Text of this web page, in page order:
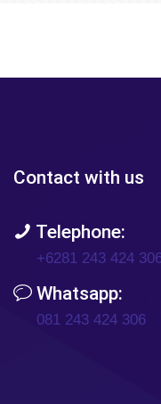
Contact with us
Telephone:
+6281 243 424
Whatsapp:
081 243 424 306